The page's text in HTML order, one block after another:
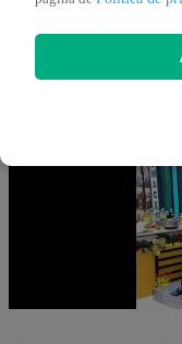
Este lunes 18 de
La navidad está
Christian Ysla